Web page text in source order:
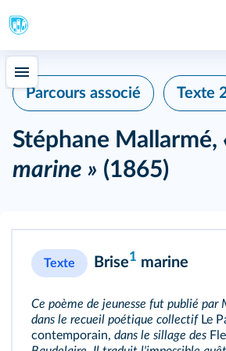
Parcours associé Texte
Stéphane Mallarmé,
marine » (1865)
Texte Brise1 marine
Ce poème de jeunesse fut publié par
dans le recueil poétique collectifLe
contemporain, dans le sillage des